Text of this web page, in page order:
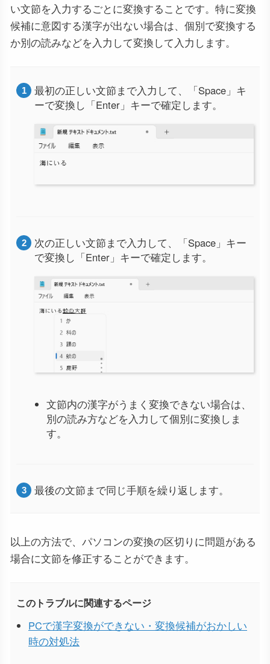
い文節を入力するごとに変換することです。特に変換
候補に意図する漢字が出ない場合は、個別で変換する
か別の読みなどを入力して変換して入力します。
最初の正しい文節まで入力して、「Space」キ
ーで変換し「Enter」キーで確定します。
次の正しい文節まで入力して、「Space」キー
で変換し「Enter」キーで確定します。
文節内の漢字がうまく変換できない場合は、
別の読み方などを入力して個別に変換しま
す。
最後の文節まで同じ手順を繰り返します。
以上の方法で、パソコンの変換の区切りに問題がある
場合に文節を修正することができます。
このトラブルに関連するページ
PCで漢字変換ができない・変換候補がおかしい
時の対処法